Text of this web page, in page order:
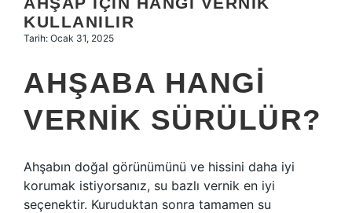
KULLANILIR
Tarih: Ocak 31, 2025
AHŞABA HANGI
VERNIK SÜRÜLÜR?
Ahşabın doğal görünümünü ve hissini daha iyi
korumak istiyorsanız, su bazlı vernik en iyi
seçenektir. Kuruduktan sonra tamamen su